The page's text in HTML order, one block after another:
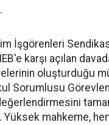
İşgörenleri
karşı açılan
oluşturduğu
Sorumlusu
mahkeme,